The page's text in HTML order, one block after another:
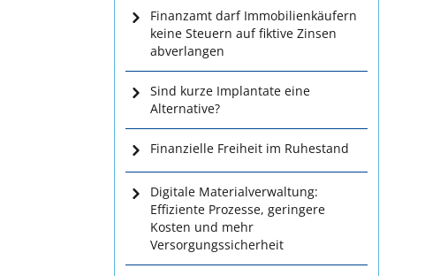
Finanzamt darf Immobilienkäufern
keine Steuern auf fiktive Zinsen
abverlangen
Sind kurze Implantate eine
Alternative?
Finanzielle Freiheit im Ruhestand
Digitale Materialverwaltung:
Effiziente Prozesse, geringere
Kosten und mehr
Versorgungssicherheit